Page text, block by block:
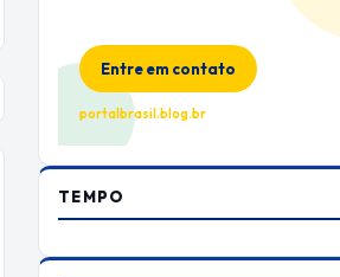
Espaço premium para sua marca
Entre em contato
portalbrasil.blog.br
TEMPO